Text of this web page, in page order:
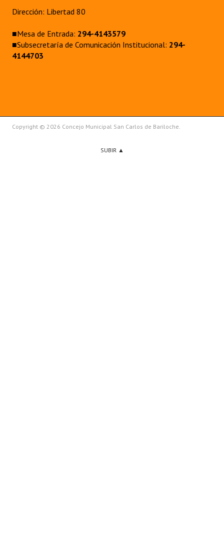
Dirección: Libertad 80
■Mesa de Entrada: 294-4143579
■Subsecretaría de Comunicación Institucional: 294-
4144703
Copyright © 2026 Concejo Municipal San Carlos de Bariloche.
SUBIR ▲